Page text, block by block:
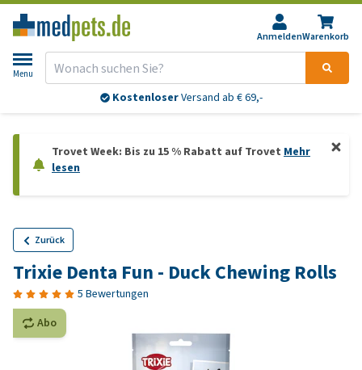
AnmeldenWarenkorb
Menu
KostenloserVersand ab € 69,-
Trovet Week: Bis zu 15 % Rabatt auf Trovet Mehr
lesen
Zurück
Trixie Denta Fun - Duck Chewing Rolls
5 Bewertungen
Abo